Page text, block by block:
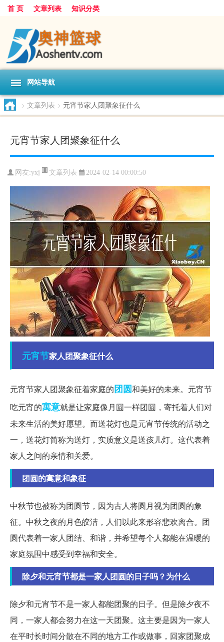
首 页 文章列表 知识分类
网站导航
> 文章列表 > 元宵节家人团聚象征什么
元宵节家人团聚象征什么
网友:yxj 文章列表 2024-02-14 00:00:50
元宵节家人团聚象征什么
元宵节家人团聚象征着家庭的团圆和美好的未来。元宵节
吃元宵的寓意就是让家庭像月圆一样团圆，寄托着人们对
未来生活的美好愿望。而送花灯也是元宵节传统的活动之
一，送花灯简称为送灯，实质意义是送孩儿灯。这代表着
家人之间的亲情和关爱。
团圆的寓意和象征
中秋节也被称为团圆节，因为古人将圆月视为团圆的象
征。中秋之夜的月色皎洁，人们以此来形容悲欢离合。团
圆代表着一家人团结、和谐，并希望每个人都能在温暖的
家庭氛围中感受到幸福和安全。
除夕和元宵节都是一家人团圆的日子吗？为什么
除夕和元宵节不是一家人都能团聚的日子。但是除夕夜不
同，一家人都会努力在这一天团聚。这主要是因为一家人
在平时长时间分散在不同的地方工作或做事，回家团聚成